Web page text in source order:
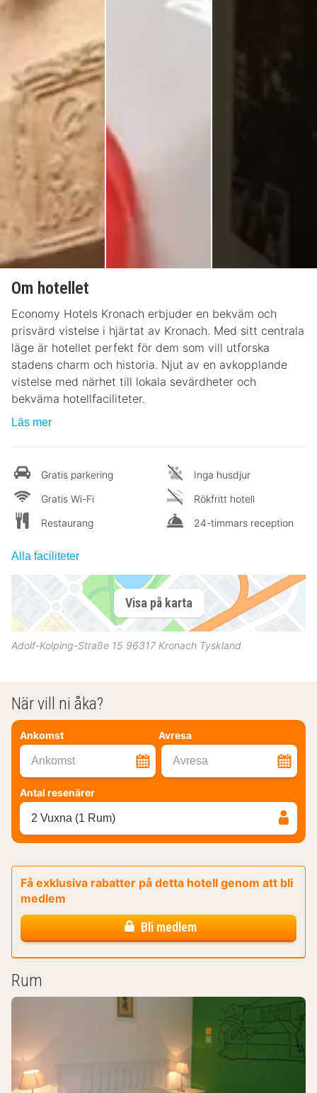
Om hotellet
Economy Hotels Kronach erbjuder en bekväm och
prisvärd vistelse i hjärtat av Kronach. Med sitt centrala
läge är hotellet perfekt för dem som vill utforska
stadens charm och historia. Njut av en avkopplande
vistelse med närhet till lokala sevärdheter och
bekväma hotellfaciliteter.
Läs mer
Gratis parkering
Gratis Wi-Fi
Restaurang
Inga husdjur
Rökfritt hotell
24-timmars reception
Alla faciliteter
Visa på karta
Adolf-Kolping-Straße 15 96317 Kronach Tyskland
När vill ni åka?
Ankomst Avresa
Ankomst Avresa
Antal resenärer
2 Vuxna (1 Rum)
Få exklusiva rabatter på detta hotell genom att bli
medlem
Bli medlem
Rum